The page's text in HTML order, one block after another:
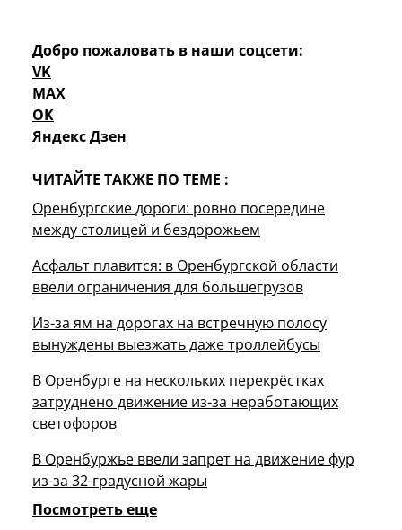
Добро пожаловать в наши соцсети:
VK
MAX
OK
Яндекс Дзен
ЧИТАЙТЕ ТАКЖЕ ПО ТЕМЕ :
Оренбургские дороги: ровно посередине
между столицей и бездорожьем
Асфальт плавится: в Оренбургской области
ввели ограничения для большегрузов
Из-за ям на дорогах на встречную полосу
вынуждены выезжать даже троллейбусы
В Оренбурге на нескольких перекрёстках
затруднено движение из-за неработающих
светофоров
В Оренбуржье ввели запрет на движение фур
из-за 32-градусной жары
Посмотреть еще